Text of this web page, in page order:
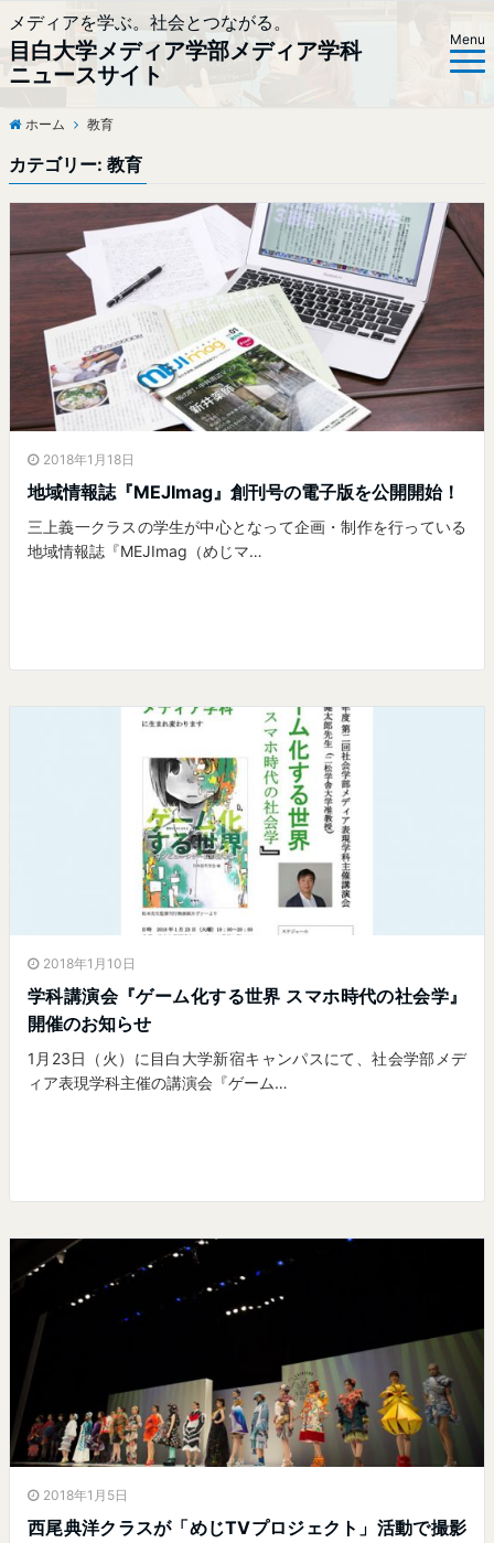
メディアを学ぶ。社会とつながる。
目白大学メディア学部メディア学科
ニュースサイト
Menu
ホーム 教育
カテゴリー: 教育
2018年1月18日
地域情報誌『MEJImag』創刊号の電子版を公開開始！
三上義一クラスの学生が中心となって企画・制作を行っている
地域情報誌『MEJImag（めじマ…
2018年1月10日
学科講演会『ゲーム化する世界 スマホ時代の社会学』
開催のお知らせ
1月23日（火）に目白大学新宿キャンパスにて、社会学部メデ
ィア表現学科主催の講演会『ゲーム…
2018年1月5日
西尾典洋クラスが「めじTVプロジェクト」活動で撮影